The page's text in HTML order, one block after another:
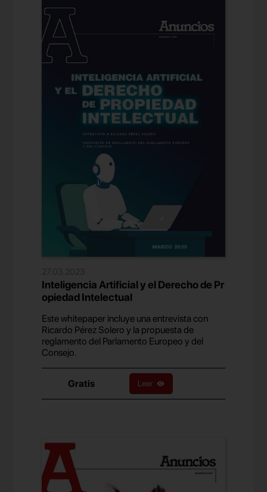
27.03.2023
Inteligencia Artificial y el Derecho de Pr
opiedad Intelectual
Este whitepaper incluye una entrevista con
Ricardo Pérez Solero y la propuesta de
reglamento del Parlamento Europeo y del
Consejo.
Gratis Leer